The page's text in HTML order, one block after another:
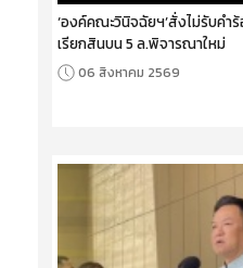
‘องค์คณะวินิจฉัยฯ’สั่งไม่รับคำ
เรียกสินบน 5 ล.พิจารณาใหม่
06 สิงหาคม 2569